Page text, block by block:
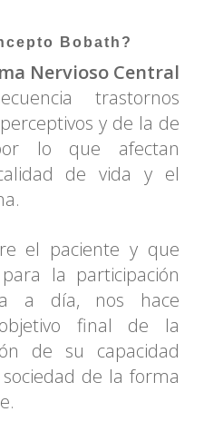
Bobath?
Nervioso Central
trastornos
y de la de
lo que afectan
de vida y el
el paciente y que
la participación
a día, nos hace
final de la
de su capacidad
de la forma